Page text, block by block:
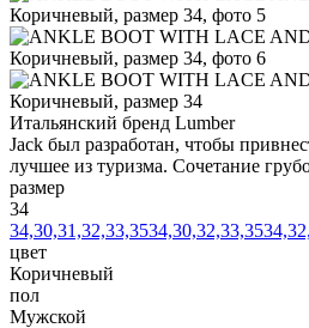
Итальянский бренд Lumber
Jack был разработан, чтобы
лучшее из туризма. Сочетание
размер
34
34,30,31,32,33,3534,30,32,33,35
цвет
Коричневый
пол
Мужской